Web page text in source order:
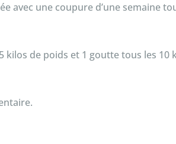
une coupure d’une semaine
de poids et 1 goutte tous les 10